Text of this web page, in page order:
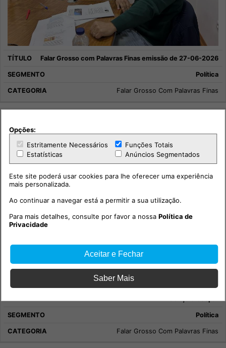
Falar Grosso com Palavras Finas emissão de 27-06-2026
Política
Falar Grosso Com Palavras Finas
Política
Falar Grosso Com Palavras Finas
Opções:
Estritamente Necessários
Funções Totais
Estatísticas
Anúncios Segmentados
Este site poderá usar cookies para lhe oferecer uma experiência
mais personalizada.
Ao continuar a navegar está a permitir a sua utilização.
Para mais detalhes, consulte por favor a nossaPolítica de
Privacidade
Aceitar e Fechar
Saber Mais